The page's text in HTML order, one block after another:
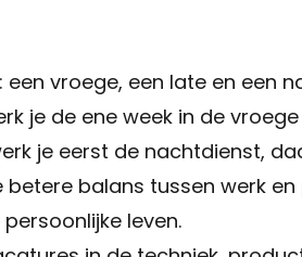
vroege, een late en een
je de ene week in de
je eerst de nachtdienst,
balans tussen werk
leven.